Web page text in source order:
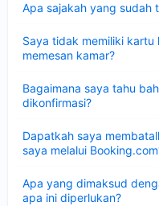
Apa sajakah yang sudah
Saya tidak memiliki kartu
memesan kamar?
Bagaimana saya tahu
dikonfirmasi?
Dapatkah saya
saya melalui
Apa yang dimaksud
apa ini diperlukan?